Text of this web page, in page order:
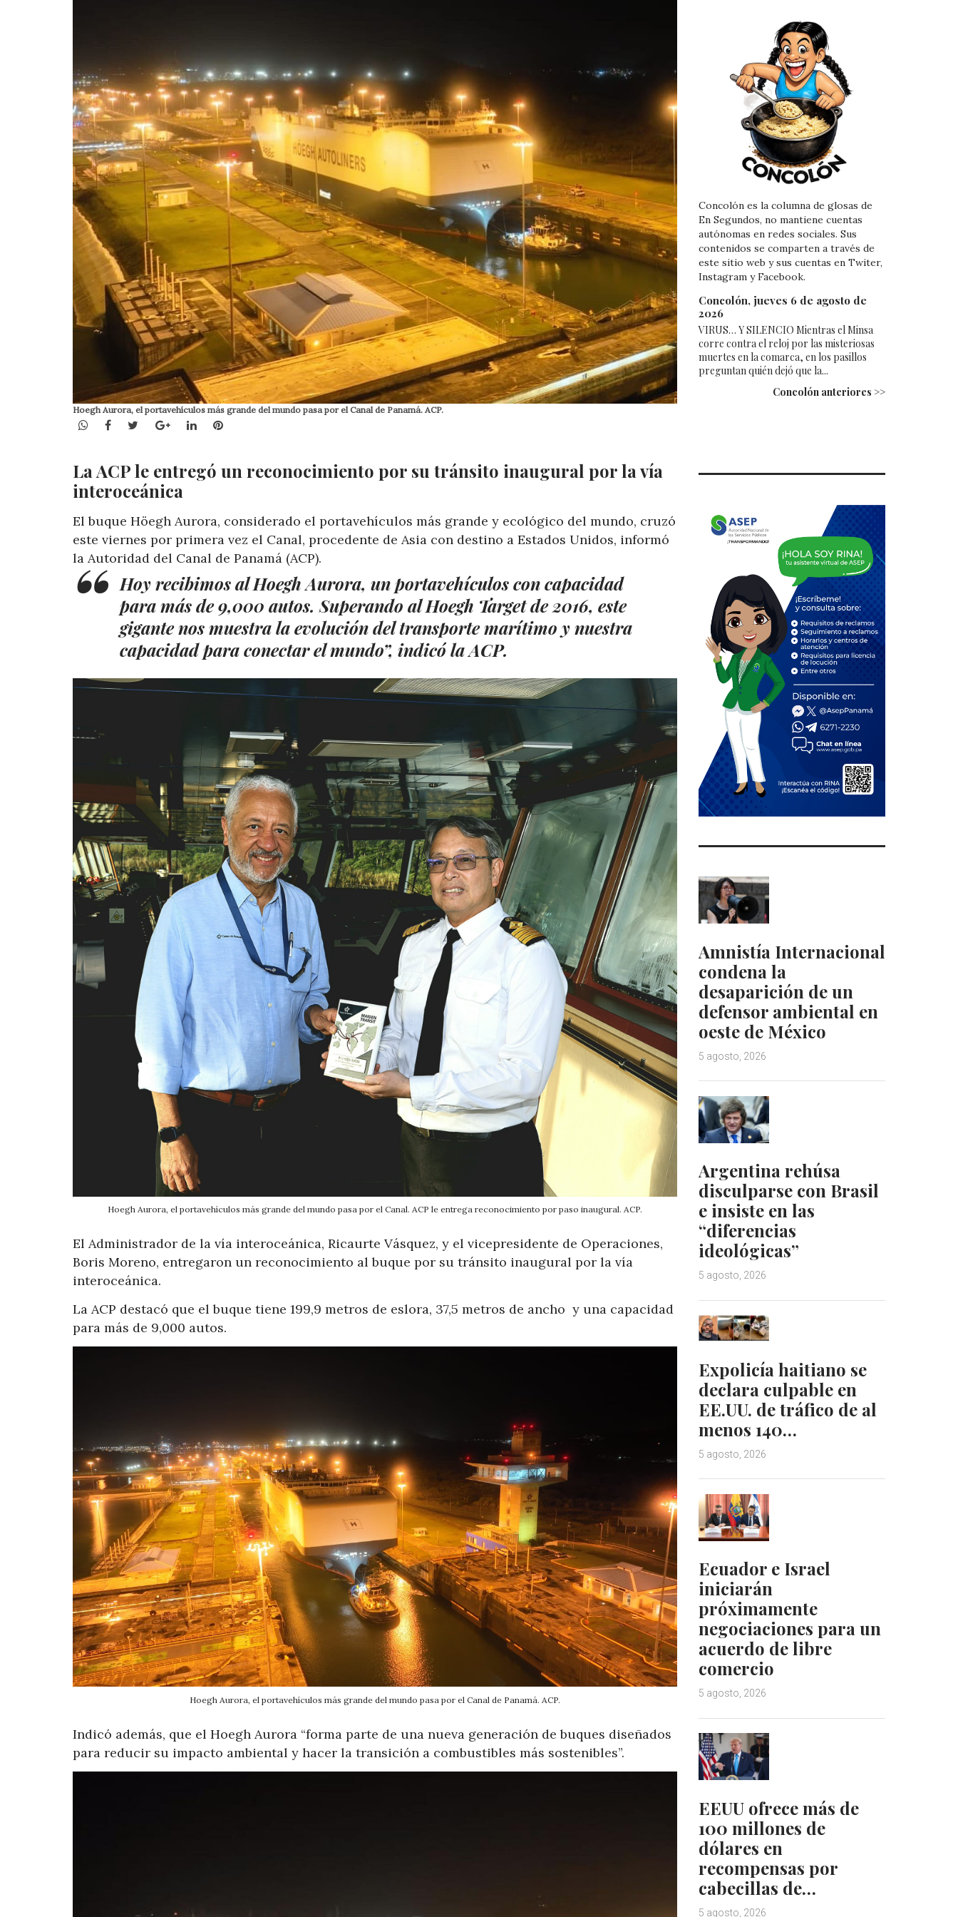
Hoegh Aurora, el portavehículos más grande del mundo pasa por el Canal de Panamá. ACP.
WhatsApp
Facebook
TwitterGoogle+LinkedInPinterest
La ACP le entregó un reconocimiento por su tránsito inaugural por la vía
interoceánica
El buque Höegh Aurora, considerado el portavehículos más grande y ecológico del mundo, cruzó
este viernes por primera vez el Canal, procedente de Asia con destino a Estados Unidos, informó
la Autoridad del Canal de Panamá (ACP).
Hoy recibimos al Hoegh Aurora, un portavehículos con capacidad
para más de 9,000 autos. Superando al Hoegh Target de 2016, este
gigante nos muestra la evolución del transporte marítimo y nuestra
capacidad para conectar el mundo”, indicó la ACP.
Hoegh Aurora, el portavehículos más grande del mundo pasa por el Canal. ACP le entrega reconocimiento por paso inaugural. ACP.
El Administrador de la vía interoceánica, Ricaurte Vásquez, y el vicepresidente de Operaciones,
Boris Moreno, entregaron un reconocimiento al buque por su tránsito inaugural por la vía
interoceánica.
La ACP destacó que el buque tiene 199,9 metros de eslora, 37,5 metros de ancho y una capacidad
para más de 9,000 autos.
Hoegh Aurora, el portavehículos más grande del mundo pasa por el Canal de Panamá. ACP.
Indicó además, que el Hoegh Aurora “forma parte de una nueva generación de buques diseñados
para reducir su impacto ambiental y hacer la transición a combustibles más sostenibles”.
Concolón es la columna de glosas de
En Segundos, no mantiene cuentas
autónomas en redes sociales. Sus
contenidos se comparten a través de
este sitio web y sus cuentas en Twiter,
Instagram y Facebook.
Concolón, jueves 6 de agosto de
2026
VIRUS… Y SILENCIO Mientras el Minsa
corre contra el reloj por las misteriosas
muertes en la comarca, en los pasillos
preguntan quién dejó que la...
Concolón anteriores >>
Amnistía Internacional
condena la
desaparición de un
defensor ambiental en
oeste de México
5 agosto, 2026
Argentina rehúsa
disculparse con Brasil
e insiste en las
“diferencias
ideológicas”
5 agosto, 2026
Expolicía haitiano se
declara culpable en
EE.UU. de tráfico de al
menos 140…
5 agosto, 2026
Ecuador e Israel
iniciarán
próximamente
negociaciones para un
acuerdo de libre
comercio
5 agosto, 2026
EEUU ofrece más de
100 millones de
dólares en
recompensas por
cabecillas de…
5 agosto, 2026